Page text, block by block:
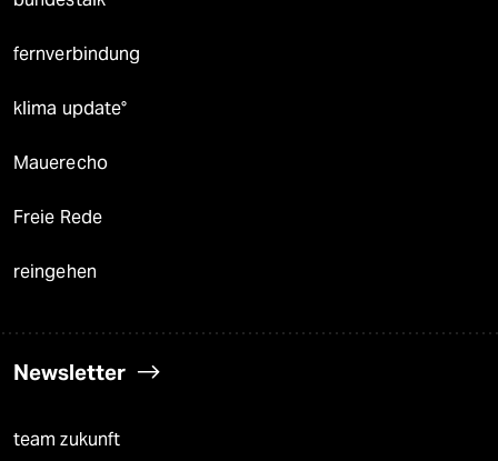
fernverbindung
klima update°
Mauerecho
Freie Rede
reingehen
Newsletter
team zukunft